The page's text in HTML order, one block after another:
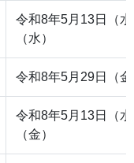
令和8年5月13日（
（水）
令和8年5月29日（
令和8年5月13日（
（金）